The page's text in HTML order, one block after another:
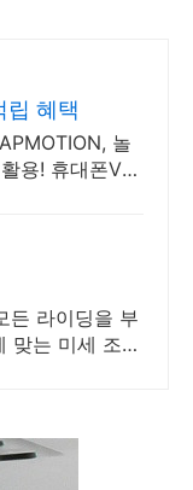
립 혜택
놀
용! 휴대폰VR,
든 라이딩을 부
맞는 미세 조정